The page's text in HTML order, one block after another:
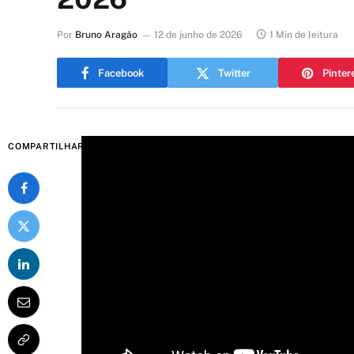
Por Bruno Aragão 12 de junho de 2026 1 Min de leitura
Facebook Twitter
COMPARTILHAR